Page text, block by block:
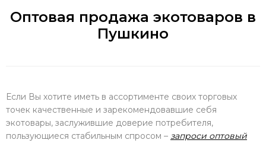
Оптовая продажа экотоваров в
Пушкино
Если Вы хотите иметь в ассортименте своих торговых
точек качественные и зарекомендовавшие себя
экотовары, заслужившие доверие потребителя,
пользующиеся стабильным спросом – запроси оптовый